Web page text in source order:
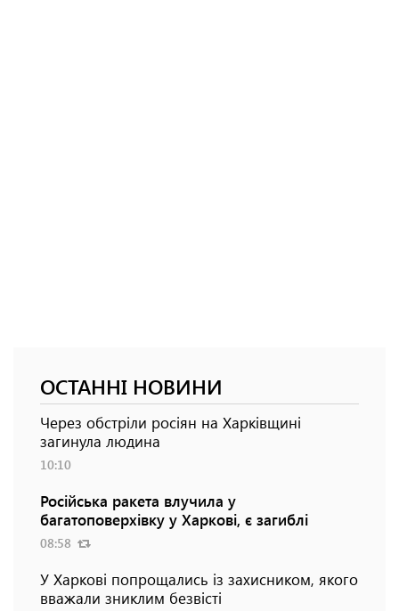
ОСТАННІ НОВИНИ
Через обстріли росіян на Харківщині
загинула людина
10:10
Російська ракета влучила у
багатоповерхівку у Харкові, є загиблі
08:58
У Харкові попрощались із захисником, якого
вважали зниклим безвісті